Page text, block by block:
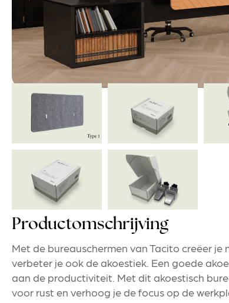
Productomschrijving
Met de bureauschermen van Tacito creëer je
verbeter je ook de akoestiek. Een goede
aan de productiviteit. Met dit akoestisch
voor rust en verhoog je de focus op de